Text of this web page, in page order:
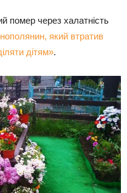
помер через халатність
який втратив
дітям».